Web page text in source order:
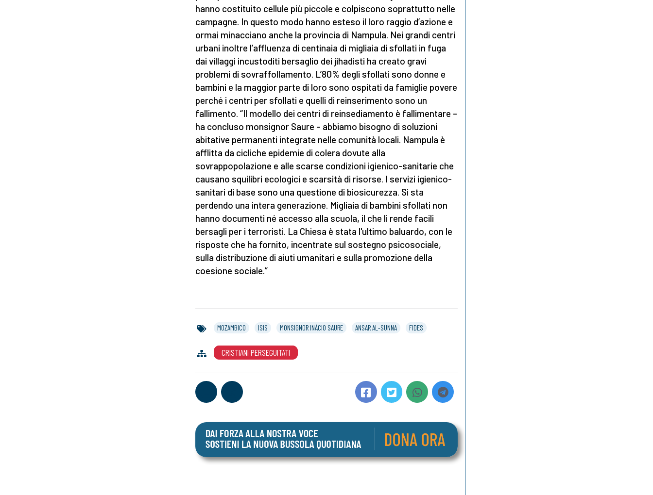
hanno costituito cellule più piccole e colpiscono soprattutto nelle
campagne. In questo modo hanno esteso il loro raggio d’azione e
ormai minacciano anche la provincia di Nampula. Nei grandi centri
urbani inoltre l’affluenza di centinaia di migliaia di sfollati in fuga
dai villaggi incustoditi bersaglio dei jihadisti ha creato gravi
problemi di sovraffollamento. L’80% degli sfollati sono donne e
bambini e la maggior parte di loro sono ospitati da famiglie povere
perché i centri per sfollati e quelli di reinserimento sono un
fallimento. “Il modello dei centri di reinsediamento è fallimentare –
ha concluso monsignor Saure – abbiamo bisogno di soluzioni
abitative permanenti integrate nelle comunità locali. Nampula è
afflitta da cicliche epidemie di colera dovute alla
sovrappopolazione e alle scarse condizioni igienico-sanitarie che
causano squilibri ecologici e scarsità di risorse. I servizi igienico-
sanitari di base sono una questione di biosicurezza. Si sta
perdendo una intera generazione. Migliaia di bambini sfollati non
hanno documenti né accesso alla scuola, il che li rende facili
bersagli per i terroristi. La Chiesa è stata l'ultimo baluardo, con le
risposte che ha fornito, incentrate sul sostegno psicosociale,
sulla distribuzione di aiuti umanitari e sulla promozione della
coesione sociale.”
MOZAMBICO ISIS MONSIGNOR INÀCIO SAURE ANSAR AL-SUNNA FIDES
CRISTIANI PERSEGUITATI